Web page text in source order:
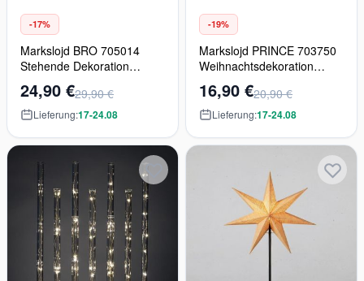
-17%
Markslojd BRO 705014
Stehende Dekoration
1x0,06W/LED IP20
24,90 €29,90 €
Lieferung:17-24.08
-19%
Markslojd PRINCE 703750
Weihnachtsdekoration
8x0.48W/LED 2700K IP20
16,90 €20,90 €
Lieferung:17-24.08